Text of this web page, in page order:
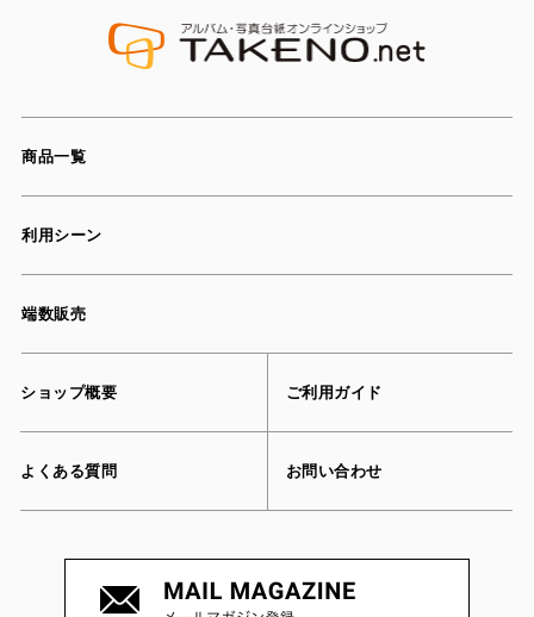
商品一覧
利用シーン
端数販売
ショップ概要 ご利用ガイド
よくある質問 お問い合わせ